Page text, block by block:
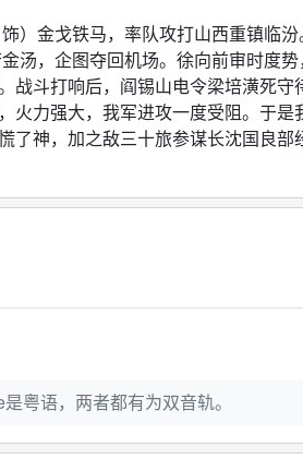
金戈铁马，率队攻打山西重镇临汾
汤，企图夺回机场。徐向前审时度
战斗打响后，阎锡山电令梁培潢死
火力强大，我军进攻一度受阻。于
了神，加之敌三十旅参谋长沈国良
梁培潢也做了我军的俘虏......
粤语，两者都有为双音轨。